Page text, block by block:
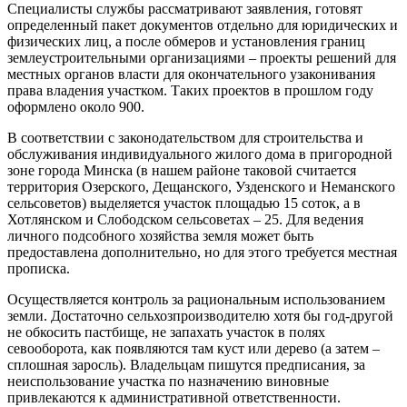
Специалисты службы рассматривают заявления, готовят
определенный пакет документов отдельно для юридических и
физических лиц, а после обмеров и установления границ
землеустроительными организациями – проекты решений для
местных органов власти для окончательного узаконивания
права владения участком. Таких проектов в прошлом году
оформлено около 900.
В соответствии с законодательством для строительства и
обслуживания индивидуального жилого дома в пригородной
зоне города Минска (в нашем районе таковой считается
территория Озерского, Дещанского, Узденского и Неманского
сельсоветов) выделяется участок площадью 15 соток, а в
Хотлянском и Слободском сельсоветах – 25. Для ведения
личного подсобного хозяйства земля может быть
предоставлена дополнительно, но для этого требуется местная
прописка.
Осуществляется контроль за рациональным использованием
земли. Достаточно сельхозпроизводителю хотя бы год-другой
не обкосить пастбище, не запахать участок в полях
севооборота, как появляются там куст или дерево (а затем –
сплошная заросль). Владельцам пишутся предписания, за
неиспользование участка по назначению виновные
привлекаются к административной ответственности.